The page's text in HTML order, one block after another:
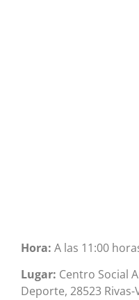
Hora: A las 11:00
Lugar: Centro Social
Deporte, 28523